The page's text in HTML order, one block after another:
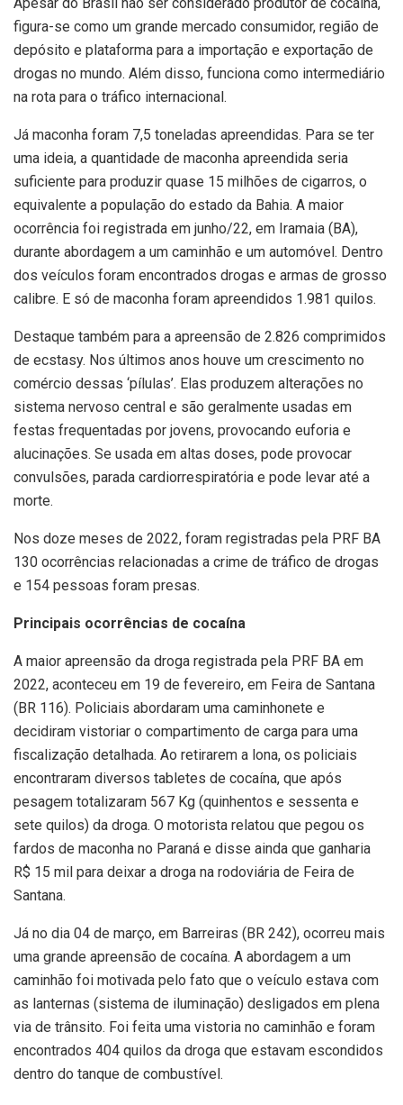
figura-se como um grande mercado consumidor, região de
depósito e plataforma para a importação e exportação de
drogas no mundo. Além disso, funciona como intermediário
na rota para o tráfico internacional.
Já maconha foram 7,5 toneladas apreendidas. Para se ter
uma ideia, a quantidade de maconha apreendida seria
suficiente para produzir quase 15 milhões de cigarros, o
equivalente a população do estado da Bahia. A maior
ocorrência foi registrada em junho/22, em Iramaia (BA),
durante abordagem a um caminhão e um automóvel. Dentro
dos veículos foram encontrados drogas e armas de grosso
calibre. E só de maconha foram apreendidos 1.981 quilos.
Destaque também para a apreensão de 2.826 comprimidos
de ecstasy. Nos últimos anos houve um crescimento no
comércio dessas ‘pílulas’. Elas produzem alterações no
sistema nervoso central e são geralmente usadas em
festas frequentadas por jovens, provocando euforia e
alucinações. Se usada em altas doses, pode provocar
convulsões, parada cardiorrespiratória e pode levar até a
morte.
Nos doze meses de 2022, foram registradas pela PRF BA
130 ocorrências relacionadas a crime de tráfico de drogas
e 154 pessoas foram presas.
Principais ocorrências de cocaína
A maior apreensão da droga registrada pela PRF BA em
2022, aconteceu em 19 de fevereiro, em Feira de Santana
(BR 116). Policiais abordaram uma caminhonete e
decidiram vistoriar o compartimento de carga para uma
fiscalização detalhada. Ao retirarem a lona, os policiais
encontraram diversos tabletes de cocaína, que após
pesagem totalizaram 567 Kg (quinhentos e sessenta e
sete quilos) da droga. O motorista relatou que pegou os
fardos de maconha no Paraná e disse ainda que ganharia
R$ 15 mil para deixar a droga na rodoviária de Feira de
Santana.
Já no dia 04 de março, em Barreiras (BR 242), ocorreu mais
uma grande apreensão de cocaína. A abordagem a um
caminhão foi motivada pelo fato que o veículo estava com
as lanternas (sistema de iluminação) desligados em plena
via de trânsito. Foi feita uma vistoria no caminhão e foram
encontrados 404 quilos da droga que estavam escondidos
dentro do tanque de combustível.